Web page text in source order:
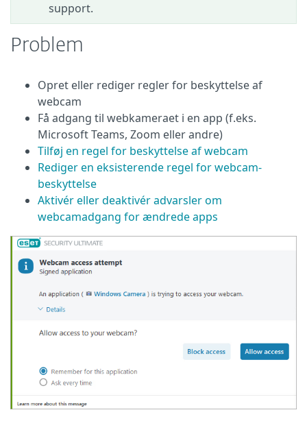
support.
Problem
Opret eller rediger regler for beskyttelse af
webcam
Få adgang til webkameraet i en app (f.eks.
Microsoft Teams, Zoom eller andre)
Tilføj en regel for beskyttelse af webcam
Rediger en eksisterende regel for webcam-
beskyttelse
Aktivér eller deaktivér advarsler om
webcamadgang for ændrede apps